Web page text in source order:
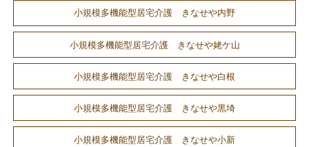
小規模多機能型居宅介護 きなせや内野
小規模多機能型居宅介護 きなせや姥ケ山
小規模多機能型居宅介護 きなせや白根
小規模多機能型居宅介護 きなせや黒埼
小規模多機能型居宅介護 きなせや小新